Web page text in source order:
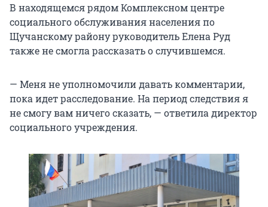
В находящемся рядом Комплексном центре
социального обслуживания населения по
Щучанскому району руководитель Елена Руд
также не смогла рассказать о случившемся.
— Меня не уполномочили давать комментарии,
пока идет расследование. На период следствия я
не смогу вам ничего сказать, — ответила директор
социального учреждения.